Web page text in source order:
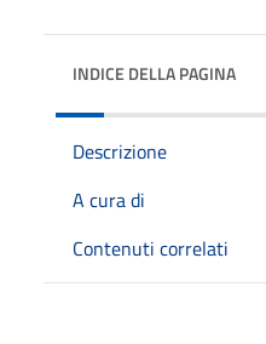
INDICE DELLA PAGINA
Descrizione
A cura di
Contenuti correlati